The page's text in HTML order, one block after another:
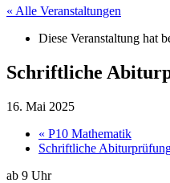
« Alle Veranstaltungen
Diese Veranstaltung hat
Schriftliche
16. Mai 2025
« P10 Mathematik
Schriftliche
ab 9 Uhr